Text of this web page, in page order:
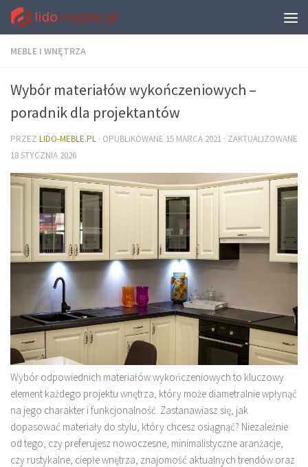
MEBLE I WNĘTRZA
Wybór materiałów wykończeniowych –
poradnik dla projektantów
PRZEZ LIDO-MEBLE.PL · OPUBLIKOWANE 15 MARCA 2021 · ZAKTUALIZOWANE
18 STYCZNIA 2026
Wybór odpowiednich materiałów wykończeniowych to kluczowy
element każdego projektu wnętrza, który może diametralnie wpłynąć
na jego charakter i funkcjonalność. Zastanawiasz się, jak
dopasować materiały do stylu, który chcesz osiągnąć? Niezależnie
od tego, czy preferujesz nowoczesne, minimalistyczne aranżacje,
czy rustykalne, ciepłe wnętrza, znajomość aktualnych trendów oraz